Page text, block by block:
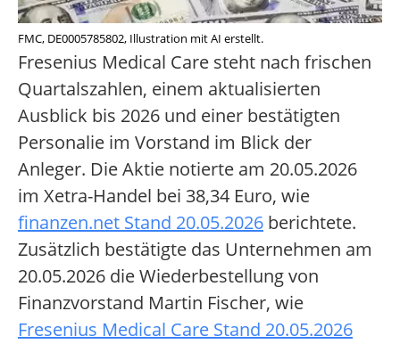
FMC, DE0005785802, Illustration mit AI erstellt.
Fresenius Medical Care steht nach frischen
Quartalszahlen, einem aktualisierten
Ausblick bis 2026 und einer bestätigten
Personalie im Vorstand im Blick der
Anleger. Die Aktie notierte am 20.05.2026
im Xetra-Handel bei 38,34 Euro, wie
finanzen.net Stand 20.05.2026 berichtete.
Zusätzlich bestätigte das Unternehmen am
20.05.2026 die Wiederbestellung von
Finanzvorstand Martin Fischer, wie
Fresenius Medical Care Stand 20.05.2026